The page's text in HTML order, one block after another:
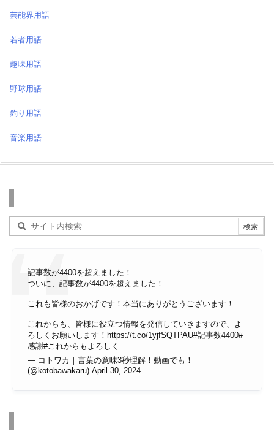
芸能界用語
若者用語
趣味用語
野球用語
釣り用語
音楽用語
記事数が4400を超えました！
ついに、記事数が4400を超えました！
これも皆様のおかげです！本当にありがとうございます！
これからも、皆様に役立つ情報を発信していきますので、よ
ろしくお願いします！ https://t.co/1yjfSQTPAU#記事数4400#
感謝#これからもよろしく
— コトワカ｜言葉の意味3秒理解！動画でも！
(@kotobawakaru) April 30, 2024